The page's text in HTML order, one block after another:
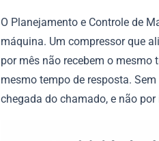
O Planejamento e Controle de
máquina. Um compressor que
por mês não recebem o mesmo
mesmo tempo de resposta.
chegada do chamado, e não